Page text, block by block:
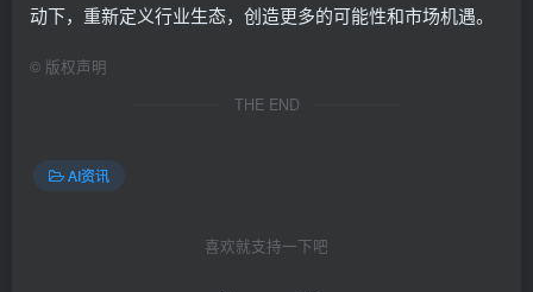
动下，重新定义行业生态，创造更多的可能性和市场机遇。
© 版权声明
THE END
AI资讯
喜欢就支持一下吧